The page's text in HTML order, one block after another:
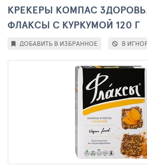
КРЕКЕРЫ КОМПАС
ФЛАКСЫ С КУРКУМОЙ 120 Г
ДОБАВИТЬ В ИЗБРАННОЕ В